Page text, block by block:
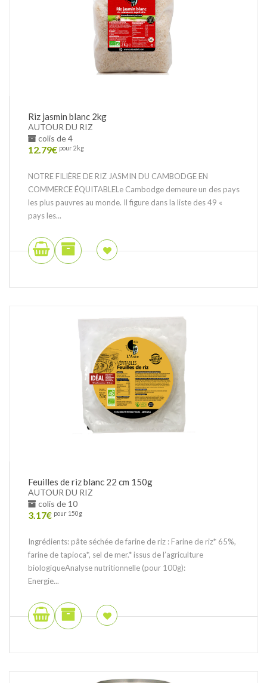
Riz jasmin blanc 2kg
AUTOUR DU RIZ
colis de 4
12.79€ pour 2kg
NOTRE FILIÈRE DE RIZ JASMIN DU CAMBODGE EN
COMMERCE ÉQUITABLELe Cambodge demeure un des pays
les plus pauvres au monde. Il figure dans la liste des 49 «
pays les...
Feuilles de riz blanc 22 cm 150g
AUTOUR DU RIZ
colis de 10
3.17€ pour 150g
Ingrédients: pâte séchée de farine de riz : Farine de riz* 65%,
farine de tapioca*, sel de mer.* issus de l’agriculture
biologiqueAnalyse nutritionnelle (pour 100g):
Energie...